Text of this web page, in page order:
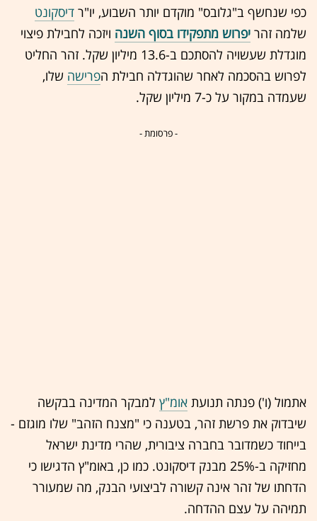
כפי שנחשף ב"גלובס" מוקדם יותר השבוע, יו"ר דיסקונט
שלמה זהר יפרוש מתפקידו בסוף השנה ויזכה לחבילת פיצוי
מוגדלת שעשויה להסתכם ב-13.6 מיליון שקל. זהר החליט
לפרוש בהסכמה לאחר שהוגדלה חבילת הפרישה שלו,
שעמדה במקור על כ-7 מיליון שקל.
- פרסומת -
אתמול (ו') פנתה תנועת אומ"ץ למבקר המדינה בבקשה
שיבדוק את פרשת זהר, בטענה כי "מצנח הזהב" שלו מוגזם -
בייחוד כשמדובר בחברה ציבורית, שהרי מדינת ישראל
מחזיקה ב-25% מבנק דיסקונט. כמו כן, באומ"ץ הדגישו כי
הדחתו של זהר אינה קשורה לביצועי הבנק, מה שמעורר
תמיהה על עצם ההדחה.